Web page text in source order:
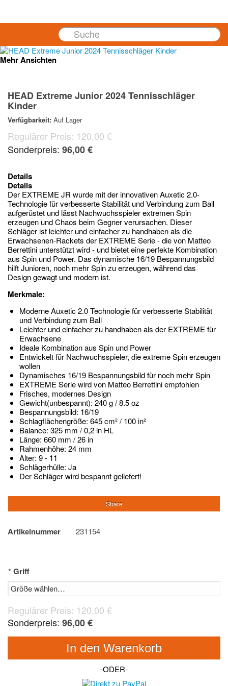
Mehr Ansichten
HEAD Extreme Junior 2024 Tennisschläger
Kinder
Verfügbarkeit: Auf Lager
Regulärer Preis: 120,00 €
Sonderpreis: 96,00 €
Details
Details
Der EXTREME JR wurde mit der innovativen Auxetic 2.0-
Technologie für verbesserte Stabilität und Verbindung zum Ball
aufgerüstet und lässt Nachwuchsspieler extremen Spin
erzeugen und Chaos beim Gegner verursachen. Dieser
Schläger ist leichter und einfacher zu handhaben als die
Erwachsenen-Rackets der EXTREME Serie - die von Matteo
Berrettini unterstützt wird - und bietet eine perfekte Kombination
aus Spin und Power. Das dynamische 16/19 Bespannungsbild
hilft Junioren, noch mehr Spin zu erzeugen, während das
Design gewagt und modern ist.
Merkmale:
Moderne Auxetic 2.0 Technologie für verbesserte Stabilität
und Verbindung zum Ball
Leichter und einfacher zu handhaben als der EXTREME für
Erwachsene
Ideale Kombination aus Spin und Power
Entwickelt für Nachwuchsspieler, die extreme Spin erzeugen
wollen
Dynamisches 16/19 Bespannungsbild für noch mehr Spin
EXTREME Serie wird von Matteo Berrettini empfohlen
Frisches, modernes Design
Gewicht(unbespannt): 240 g / 8.5 oz
Bespannungsbild: 16/19
Schlagflächengröße: 645 cm² / 100 in²
Balance: 325 mm / 0,2 in HL
Länge: 660 mm / 26 in
Rahmenhöhe: 24 mm
Alter: 9 - 11
Schlägerhülle: Ja
Der Schläger wird bespannt geliefert!
Share
Artikelnummer 231154
* Griff
Regulärer Preis: 120,00 €
Sonderpreis: 96,00 €
In den Warenkorb
-ODER-